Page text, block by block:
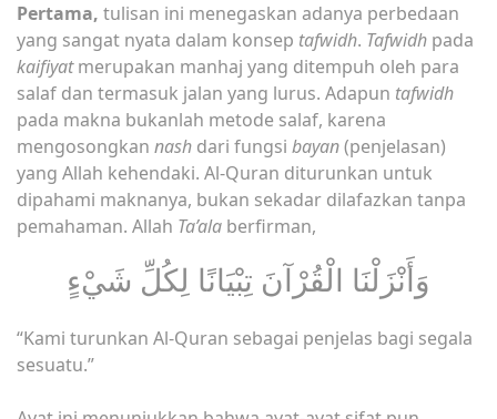
Pertama, tulisan ini menegaskan adanya perbedaan
yang sangat nyata dalam konsep tafwidh. Tafwidh pada
kaifiyatmerupakan manhaj yang ditempuh oleh para
salaf dan termasuk jalan yang lurus. Adapun tafwidh
pada makna bukanlah metode salaf, karena
mengosongkan nash dari fungsi bayan(penjelasan)
yang Allah kehendaki. Al-Quran diturunkan untuk
dipahami maknanya, bukan sekadar dilafazkan tanpa
pemahaman. Allah Ta’ala berfirman,
وَأَنْزَلْنَا الْقُرْآنَ تِبْيَانًا لِكُلِّ شَيْءٍ
“Kami turunkan Al-Quran sebagai penjelas bagi segala
sesuatu.”